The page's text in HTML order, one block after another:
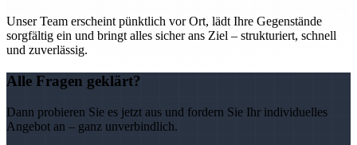
Unser Team erscheint pünktlich vor Ort, lädt Ihre Gegenstände
sorgfältig ein und bringt alles sicher ans Ziel – strukturiert, schnell
und zuverlässig.
Alle Fragen geklärt?
Dann probieren Sie es jetzt aus und fordern Sie Ihr individuelles
Angebot an – ganz unverbindlich.